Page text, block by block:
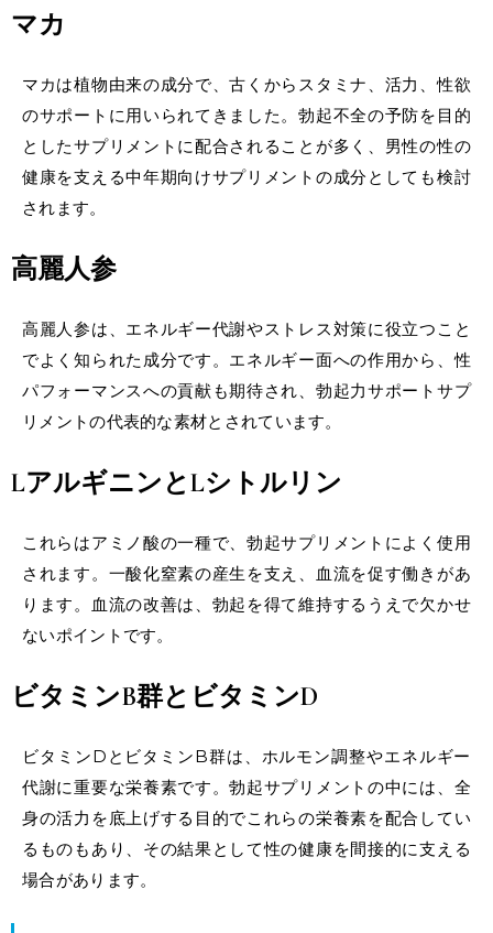
マカ
マカは植物由来の成分で、古くからスタミナ、活力、性欲
のサポートに用いられてきました。勃起不全の予防を目的
としたサプリメントに配合されることが多く、男性の性の
健康を支える中年期向けサプリメントの成分としても検討
されます。
高麗人参
高麗人参は、エネルギー代謝やストレス対策に役立つこと
でよく知られた成分です。エネルギー面への作用から、性
パフォーマンスへの貢献も期待され、勃起力サポートサプ
リメントの代表的な素材とされています。
LアルギニンとLシトルリン
これらはアミノ酸の一種で、勃起サプリメントによく使用
されます。一酸化窒素の産生を支え、血流を促す働きがあ
ります。血流の改善は、勃起を得て維持するうえで欠かせ
ないポイントです。
ビタミンB群とビタミンD
ビタミンDとビタミンB群は、ホルモン調整やエネルギー
代謝に重要な栄養素です。勃起サプリメントの中には、全
身の活力を底上げする目的でこれらの栄養素を配合してい
るものもあり、その結果として性の健康を間接的に支える
場合があります。